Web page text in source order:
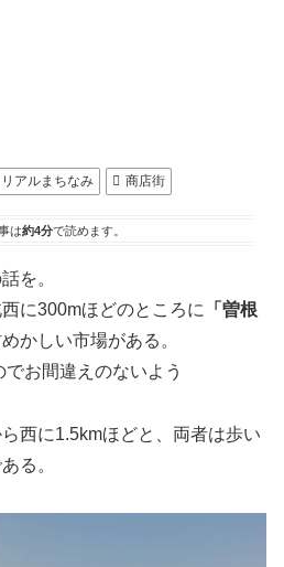
リアルまちなみ 商店街
は約4分で読めます。
を。
に300mほどのところに
「曽根
かしい市場がある。
お間違えのないよう
西に1.5kmほどと、両者は歩い
る。